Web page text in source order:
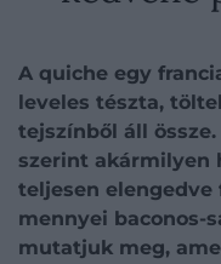
A quiche egy
leveles tészta,
tejszínből áll
szerint akármilyen
teljesen elengedve
mennyei baconos-
mutatjuk meg,